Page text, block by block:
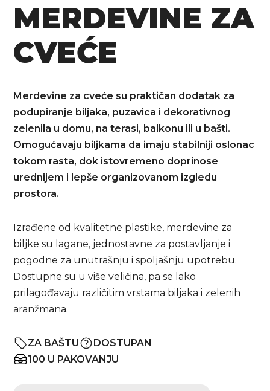
MERDEVINE ZA
CVEĆE
Merdevine za cveće su praktičan dodatak za
podupiranje biljaka, puzavica i dekorativnog
zelenila u domu, na terasi, balkonu ili u bašti.
Omogućavaju biljkama da imaju stabilniji oslonac
tokom rasta, dok istovremeno doprinose
urednijem i lepše organizovanom izgledu
prostora.
Izrađene od kvalitetne plastike, merdevine za
biljke su lagane, jednostavne za postavljanje i
pogodne za unutrašnju i spoljašnju upotrebu.
Dostupne su u više veličina, pa se lako
prilagođavaju različitim vrstama biljaka i zelenih
aranžmana.
ZA BAŠTU
DOSTUPAN
100 U PAKOVANJU